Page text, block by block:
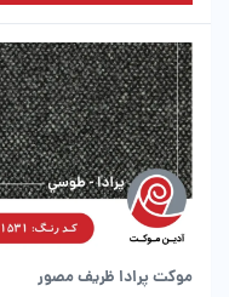
موکت پرادا ظریف مصور